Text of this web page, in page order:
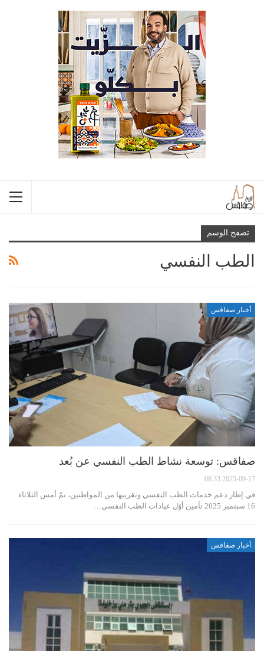
تصفح الوسم
الطب النفسي
أخبار صفاقس
صفاقس: توسعة نشاط الطب النفسي عن بُعد
2025-09-17 08:33
في إطار دعم خدمات الطب النفسي وتقريبها من المواطنين، تمّ أمس الثلاثاء
16 سبتمبر 2025 تأمين أوّل عيادات الطب النفسي…
أخبار صفاقس